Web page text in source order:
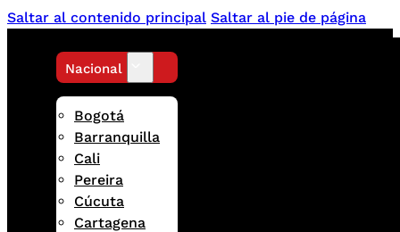
Saltar al contenido principal Saltar al pie de página
Nacional
Bogotá
Barranquilla
Cali
Pereira
Cúcuta
Cartagena